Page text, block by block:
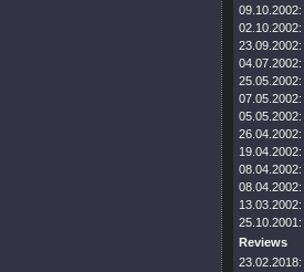
09.10.2002:
02.10.2002:
23.09.2002:
04.07.2002:
25.05.2002:
07.05.2002:
05.05.2002:
26.04.2002:
19.04.2002:
08.04.2002:
08.04.2002:
13.03.2002:
25.10.2001:
Reviews
23.02.2018: